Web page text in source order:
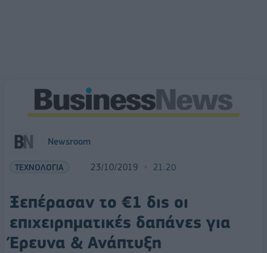
Newsroom
ΤΕΧΝΟΛΟΓΙΑ 23/10/2019 21:20
Ξεπέρασαν το €1 δις οι
επιχειρηματικές δαπάνες για
Έρευνα & Ανάπτυξη